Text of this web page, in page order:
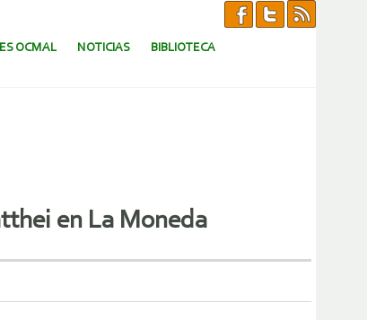
OCMAL NOTICIAS BIBLIOTECA
en La Moneda